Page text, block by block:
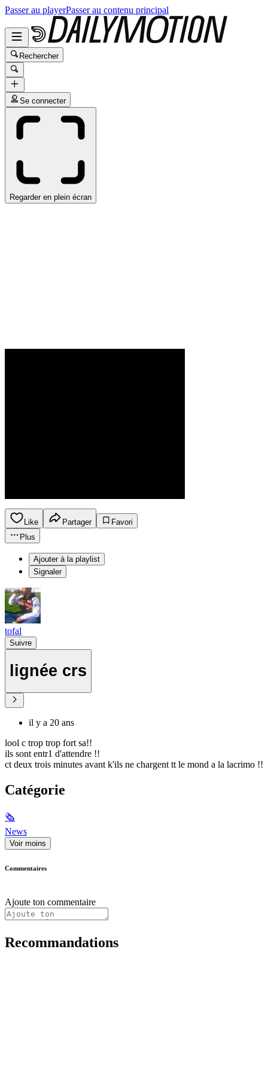
Passer au playerPasser au contenu principal
Rechercher
Se connecter
Regarder en plein écran
Like Partager
Favori
Plus
Ajouter à la playlist
Signaler
tofal
Suivre
lignée crs
il y a 20 ans
lool c trop trop fort sa!!
ils sont entr1 d'attendre !!
ct deux trois minutes avant k'ils ne chargent tt le mond a la lacrimo !!
Catégorie
🗞
News
Voir moins
Commentaires
Ajoute ton commentaire
Recommandations